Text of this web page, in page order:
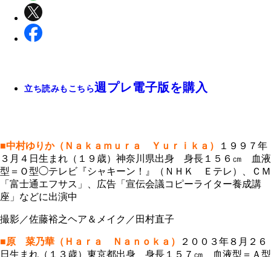
立ち読みもこちら週プレ電子版を購入
■中村ゆりか（Ｎａｋａｍｕｒａ Ｙｕｒｉｋａ）
１９９７年
３月４日生まれ（１９歳）神奈川県出身 身長１５６㎝ 血液
型＝Ｏ型◯テレビ『シャキーン！』（ＮＨＫ Ｅテレ）、ＣＭ
「富士通エフサス」、広告「宣伝会議コピーライター養成講
座」などに出演中
撮影／佐藤裕之ヘア＆メイク／田村直子
■原 菜乃華（Ｈａｒａ Ｎａｎｏｋａ）
２００３年８月２６
日生まれ（１３歳）東京都出身 身長１５７㎝ 血液型＝Ａ型